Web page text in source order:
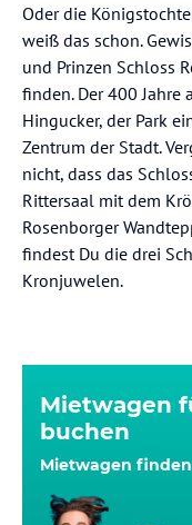
Oder die
weiß das schon.
und Prinzen Schloss
finden. Der 400 Jahre
Hingucker, der Park
Zentrum der Stadt.
nicht, dass das
Rittersaal mit dem
Rosenborger
findest Du die drei
Kronjuwelen.
Mietwagen
buchen
Mietwagen finden